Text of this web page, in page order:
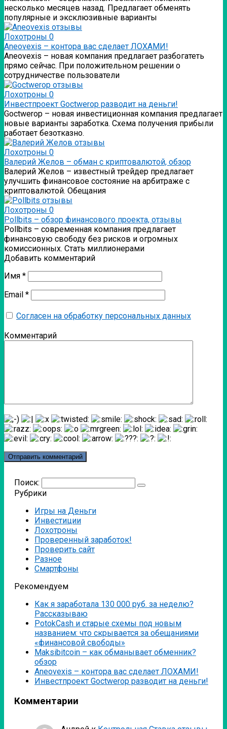
несколько месяцев назад. Предлагает обменять
популярные и эксклюзивные варианты
Лохотроны 0
Аneovexis – контора вас сделает ЛОХАМИ!
Аneovexis – новая компания предлагает разбогатеть
прямо сейчас. При положительном решении о
сотрудничестве пользователи
Лохотроны 0
Инвестпроект Goctwerop разводит на деньги!
Goctwerop – новая инвестиционная компания предлагает
новые варианты заработка. Схема получения прибыли
работает безотказно.
Лохотроны 0
Валерий Желов – обман с криптовалютой, обзор
Валерий Желов – известный трейдер предлагает
улучшить финансовое состояние на арбитраже с
криптовалютой. Обещания
Лохотроны 0
Pollbits – обзор финансового проекта, отзывы
Pollbits – современная компания предлагает
финансовую свободу без рисков и огромных
комиссионных. Стать миллионерами
Добавить комментарий
Имя *
Email *
Согласен на обработку персональных данных
Комментарий
Поиск:
Рубрики
Игры на Деньги
Инвестиции
Лохотроны
Проверенный заработок!
Проверить сайт
Разное
Смартфоны
Рекомендуем
Как я заработала 130 000 руб. за неделю?
Рассказываю
PotokCash и старые схемы под новым
названием: что скрывается за обещаниями
«финансовой свободы»
Мaksibitcoin – как обманывает обменник?
обзор
Аneovexis – контора вас сделает ЛОХАМИ!
Инвестпроект Goctwerop разводит на деньги!
Комментарии